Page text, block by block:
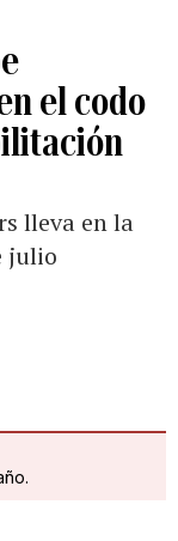
el codo
lleva en la
julio